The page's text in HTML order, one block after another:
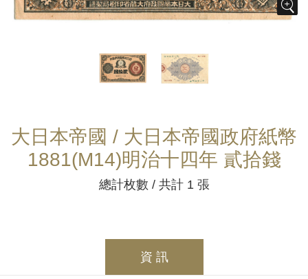
大日本帝國 / 大日本帝國政府紙幣
1881(M14)明治十四年 貳拾錢
總計枚數 / 共計 1 張
資 訊